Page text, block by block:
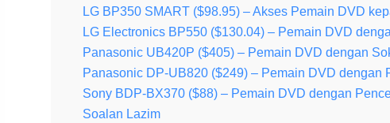
LG BP350 SMART ($98.95) – Akses Pemain DVD
LG Electronics BP550 ($130.04) – Pemain DVD
Panasonic UB420P ($405) – Pemain DVD dengan
Panasonic DP-UB820 ($249) – Pemain DVD dengan
Sony BDP-BX370 ($88) – Pemain DVD dengan
Soalan Lazim